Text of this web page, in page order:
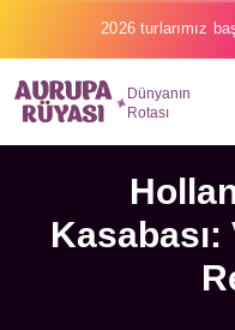
2026 turlarımız
Dünyanın
Rotası